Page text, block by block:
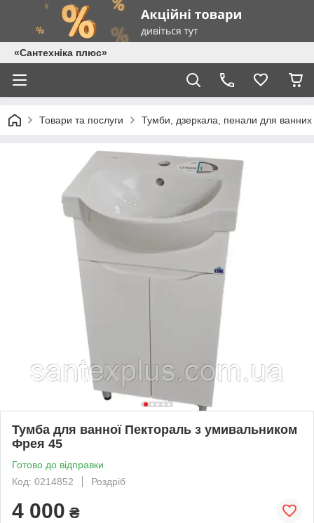
«Сантехніка плюс»
Товари та послуги Тумби, дзеркала, пенали для ванних
Тумба для ванної Пектораль з умивальником
Фрея 45
Готово до відправки
Код: 0214852
Роздріб
4 000 ₴